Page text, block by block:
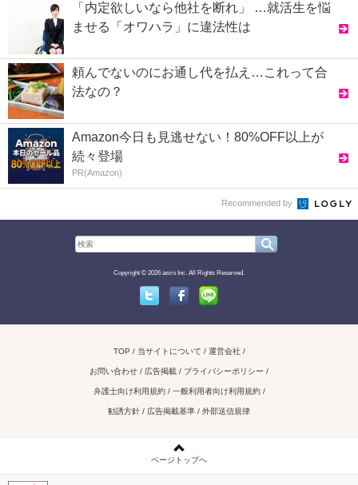
「内定欲しいなら他社を断れ」 …就活生を悩
ませる「オワハラ」に違法性は
頼んでないのにお通し代を払え…これって合
法なの？
Amazon今日も見逃せない！80%OFF以上が
続々登場
PR(Amazon)
Recommended by
Copyright © 2026 asiro Inc. All Rights Reserved.
TOP 当サイトについて 運営会社
お問い合わせ / 広告掲載 プライバシーポリシー
弁護士向け利用規約 一般利用者向け利用規約
勧誘方針 広告掲載基準 外部送信規律
ページトップへ